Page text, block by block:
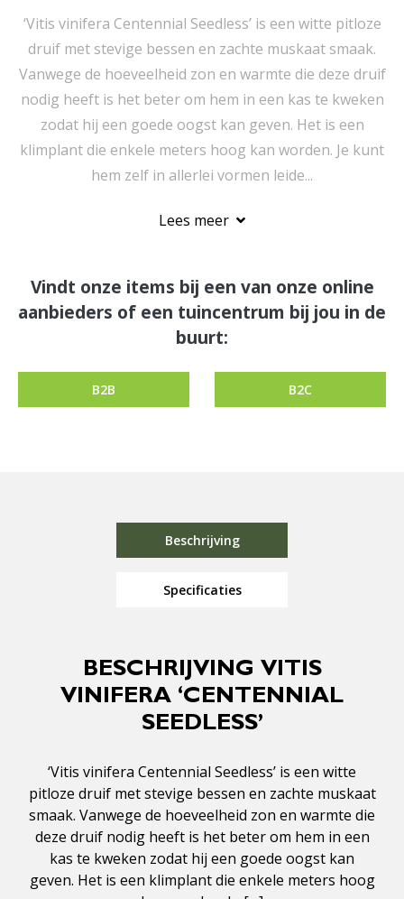
‘Vitis vinifera Centennial Seedless’ is een witte pitloze
druif met stevige bessen en zachte muskaat smaak.
Vanwege de hoeveelheid zon en warmte die deze druif
nodig heeft is het beter om hem in een kas te kweken
zodat hij een goede oogst kan geven. Het is een
klimplant die enkele meters hoog kan worden. Je kunt
hem zelf in allerlei vormen leide...
Lees meer
Vindt onze items bij een van onze online
aanbieders of een tuincentrum bij jou in de
buurt:
B2B B2C
Beschrijving
Specificaties
BESCHRIJVING VITIS
VINIFERA ‘CENTENNIAL
SEEDLESS’
‘Vitis vinifera Centennial Seedless’ is een witte
pitloze druif met stevige bessen en zachte muskaat
smaak. Vanwege de hoeveelheid zon en warmte die
deze druif nodig heeft is het beter om hem in een
kas te kweken zodat hij een goede oogst kan
geven. Het is een klimplant die enkele meters hoog